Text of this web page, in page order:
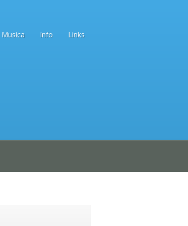
Musica Info Links